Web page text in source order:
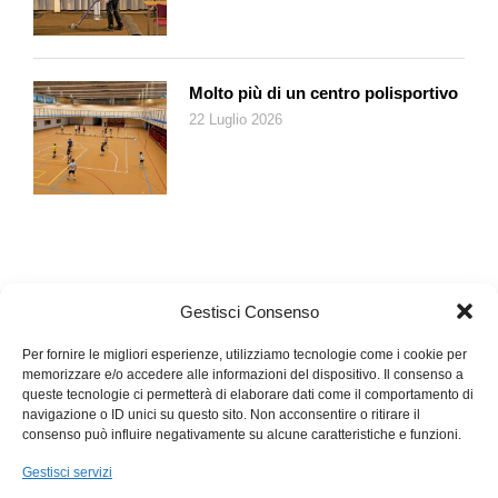
Gestisci Consenso
Per fornire le migliori esperienze, utilizziamo tecnologie come i cookie per
memorizzare e/o accedere alle informazioni del dispositivo. Il consenso a
queste tecnologie ci permetterà di elaborare dati come il comportamento di
navigazione o ID unici su questo sito. Non acconsentire o ritirare il
consenso può influire negativamente su alcune caratteristiche e funzioni.
Gestisci servizi
ridotto a dittatura del proletariato (nominale), ovvero del partito
(effettiva).
Gorbačëv e i suoi collaboratori inventarono il «nuovo
pensiero», surrogato moralistico del marxismo-leninismo, di
fatto poco più – o molto meno – di una filastrocca di «buoni»
propositi e di intenzioni ecumeniche o presunte tali. Destino
volle che dall’altra parte della barricata della guerra fredda vi
Potëmkin da smascherare e demolire, o meglio
accompagnare all’autodemolizione. Gorbačëv non lo pensava
e anzi si batteva per salvare il suo Stato, senza sapere bene
come.
Sotto il profilo geopolitico, però, aveva un piano. Consisteva
nella convinzione che l’impero europeo dell’Urss, costruito da
Molto più di un centro polisportivo
22 Luglio 2026